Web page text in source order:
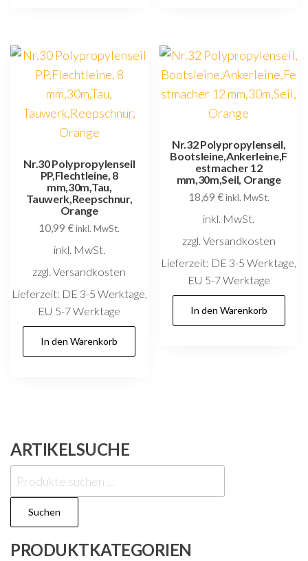
Nr.30 Polypropylenseil
PP,Flechtleine, 8
mm,30m,Tau,
Tauwerk,Reepschnur,
Orange
10,99€ inkl. MwSt.
inkl. MwSt.
zzgl. Versandkosten
Lieferzeit: DE 3-5 Werktage,
EU 5-7 Werktage
In den Warenkorb
Nr.32 Polypropylenseil,
Bootsleine,Ankerleine,F
estmacher 12
mm,30m,Seil, Orange
18,69 € inkl. MwSt.
inkl. MwSt.
zzgl. Versandkosten
Lieferzeit: DE 3-5 Werktage,
EU 5-7 Werktage
In den Warenkorb
ARTIKELSUCHE
Suchen
nach:
Suchen
PRODUKTKATEGORIEN